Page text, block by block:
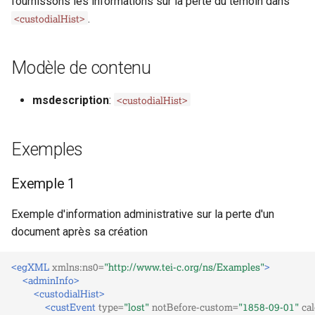
n
r
e
c
h
<custodialHist> .
Modèle de contenu
msdescription: <custodialHist>
Exemples
Exemple 1
Exemple d'information administrative sur la perte d'un
document après sa création
<egXML xmlns:ns0="http://www.tei-c.org/ns/Examples">
<adminInfo>
<custodialHist>
<custEvent type="lost" notBefore-custom="1858-09-01"